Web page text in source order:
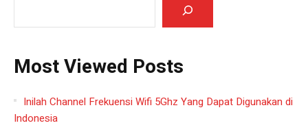
Most Viewed Posts
Inilah Channel Frekuensi Wifi 5Ghz Yang Dapat Digunakan di
Indonesia